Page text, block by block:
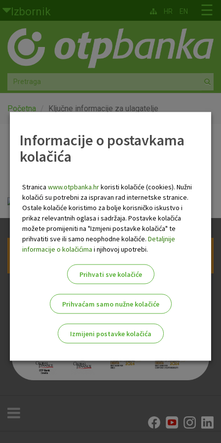
Skoči na glavni sadržaj
Izbornik
Građani
Privatno bankarstvo
Agro
Mala poduzeća i obrtnici
Globalna tržišta
O nama
☰
HR EN
Početna Ključne informacije za ulagatelje
Ključne informacije za
PRIIP Multi USD 2.pdf
Prijava na newsletter OTP banke
Informacije o postavkama
kolačića
Stranica www.otpbanka.hrkoristi kolačiće (cookies). Nužni
kolačići su potrebni za ispravan rad internetske stranice.
Ostale kolačiće koristimo za bolje korisničko iskustvo i
prikaz relevantnih oglasa i sadržaja. Postavke kolačića
možete promijeniti na "Izmjeni postavke kolačića" te
prihvatiti sve ili samo neophodne kolačiće. Detaljnije
informacije o kolačićima i njihovoj upotrebi.
Prihvati sve kolačiće
Prihvaćam samo nužne kolačiće
Izmijeni postavke kolačića